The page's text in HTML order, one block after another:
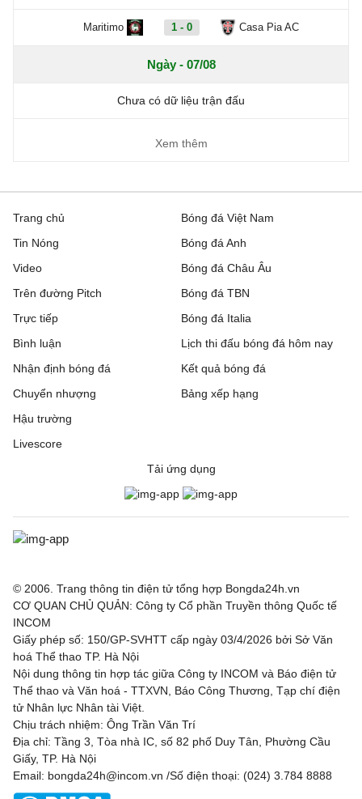
Maritimo 1 - 0 Casa Pia AC
Ngày - 07/08
Chưa có dữ liệu trận đấu
Xem thêm
Trang chủ
Tin Nóng
Video
Trên đường Pitch
Trực tiếp
Bóng đá Việt Nam
Bóng đá Anh
Bóng đá Châu Âu
Bóng đá TBN
Bóng đá Italia
Bình luận
Nhận định bóng đá
Chuyển nhượng
Hậu trường
Livescore
Lịch thi đấu bóng đá hôm nay
Kết quả bóng đá
Bảng xếp hạng
Tải ứng dụng
© 2006. Trang thông tin điện tử tổng hợp Bongda24h.vn
CƠ QUAN CHỦ QUẢN: Công ty Cổ phần Truyền thông Quốc tế
INCOM
Giấy phép số: 150/GP-SVHTT cấp ngày 03/4/2026 bởi Sở Văn
hoá Thể thao TP. Hà Nội
Nội dung thông tin hợp tác giữa Công ty INCOM và Báo điện tử
Thể thao và Văn hoá - TTXVN, Báo Công Thương, Tạp chí điện
tử Nhân lực Nhân tài Việt.
Chịu trách nhiệm: Ông Trần Văn Trí
Địa chỉ: Tầng 3, Tòa nhà IC, số 82 phố Duy Tân, Phường Cầu
Giấy, TP. Hà Nội
Email: bongda24h@incom.vn /Số điện thoại: (024) 3.784 8888